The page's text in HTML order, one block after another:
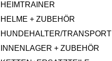
HEIMTRAINER
HELME + ZUBEHÖR
HUNDEHALTER/TRANSPORT
INNENLAGER + ZUBEHÖR